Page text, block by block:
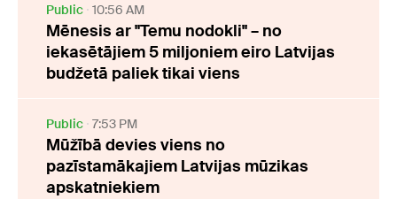
Public 10:56 AM
Mēnesis ar "Temu nodokli" – no
iekasētājiem 5 miljoniem eiro Latvijas
budžetā paliek tikai viens
Public 7:53 PM
Mūžībā devies viens no
pazīstamākajiem Latvijas mūzikas
apskatniekiem